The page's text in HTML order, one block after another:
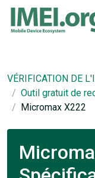
VÉRIFICATION DE
Outil gratuit de
Micromax X222